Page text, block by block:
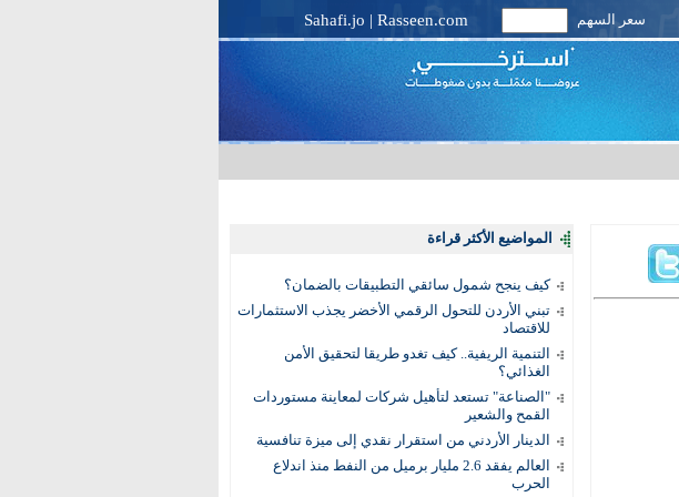
سعر السهم Sahafi.jo | Rasseen.com
المواضيع الأكثر قراءة
كيف ينجح شمول سائقي التطبيقات بالضمان؟
تبني الأردن للتحول الرقمي الأخضر يجذب الاستثمارات
للاقتصاد
التنمية الريفية.. كيف تغدو طريقا لتحقيق الأمن
الغذائي؟
"الصناعة" تستعد لتأهيل شركات لمعاينة مستوردات
القمح والشعير
الدينار الأردني من استقرار نقدي إلى ميزة تنافسية
العالم يفقد 2.6 مليار برميل من النفط منذ اندلاع
الحرب